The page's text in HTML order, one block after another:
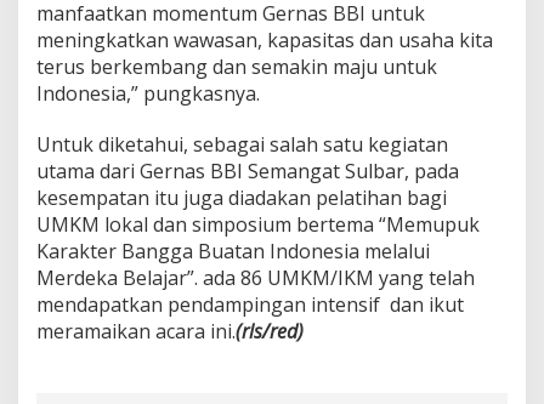
manfaatkan momentum Gernas BBI untuk
meningkatkan wawasan, kapasitas dan usaha kita
terus berkembang dan semakin maju untuk
Indonesia,” pungkasnya.
Untuk diketahui, sebagai salah satu kegiatan
utama dari Gernas BBI Semangat Sulbar, pada
kesempatan itu juga diadakan pelatihan bagi
UMKM lokal dan simposium bertema “Memupuk
Karakter Bangga Buatan Indonesia melalui
Merdeka Belajar”. ada 86 UMKM/IKM yang telah
mendapatkan pendampingan intensif dan ikut
meramaikan acara ini.(rls/red)